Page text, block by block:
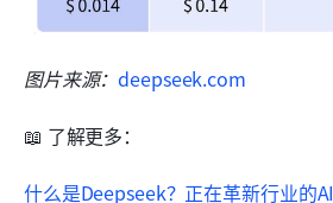
图片来源：deepseek.com
📖 了解更多：
什么是Deepseek？正在革新行业的AI